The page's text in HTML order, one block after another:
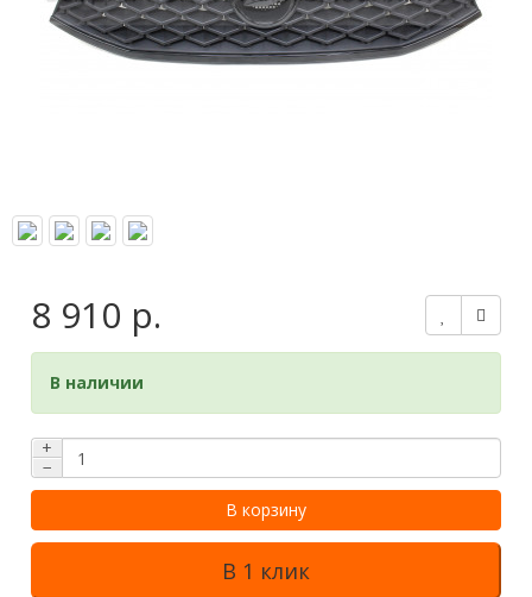
8 910 р.
В наличии
+
−
В корзину
В 1 клик